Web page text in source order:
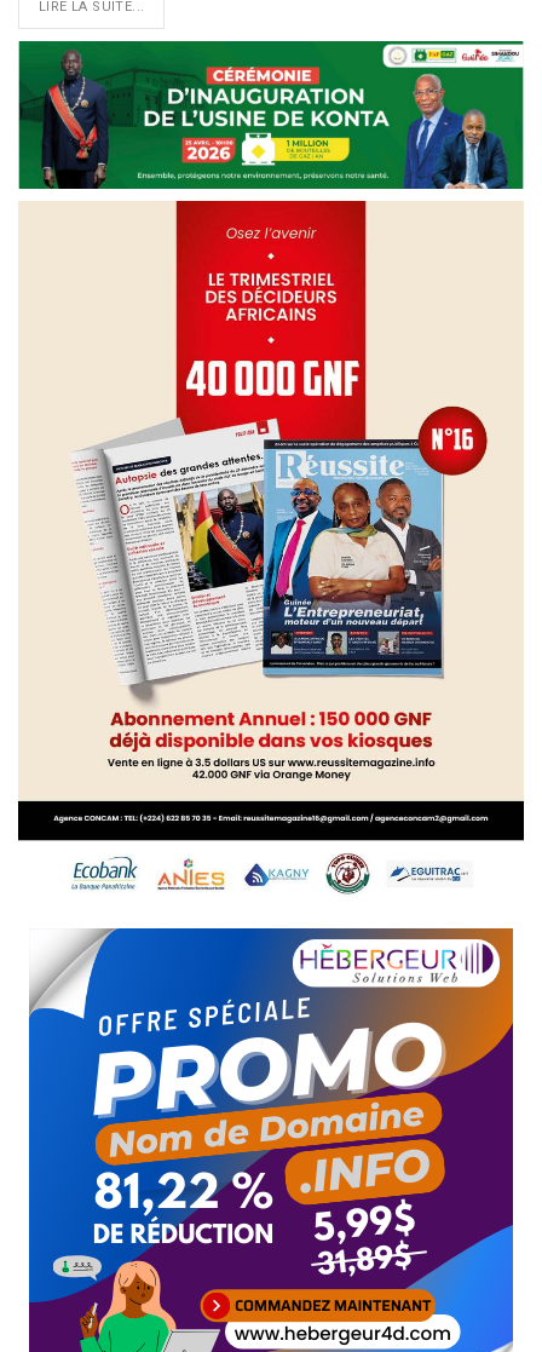
LIRE LA SUITE...